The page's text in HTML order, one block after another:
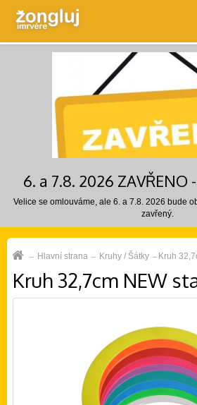
6. a 7.8. 2026 ZAVŘENO
Velice se omlouváme, ale 6. a 7.8. 2026 bude
zavřený.
Hlavní strana Kruhy / Šátky Kruh
Kruh 32,7cm NEW